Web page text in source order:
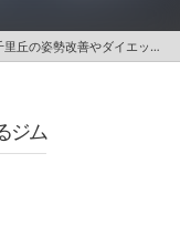
丘の姿勢改善やダイエットできるジム
ジム